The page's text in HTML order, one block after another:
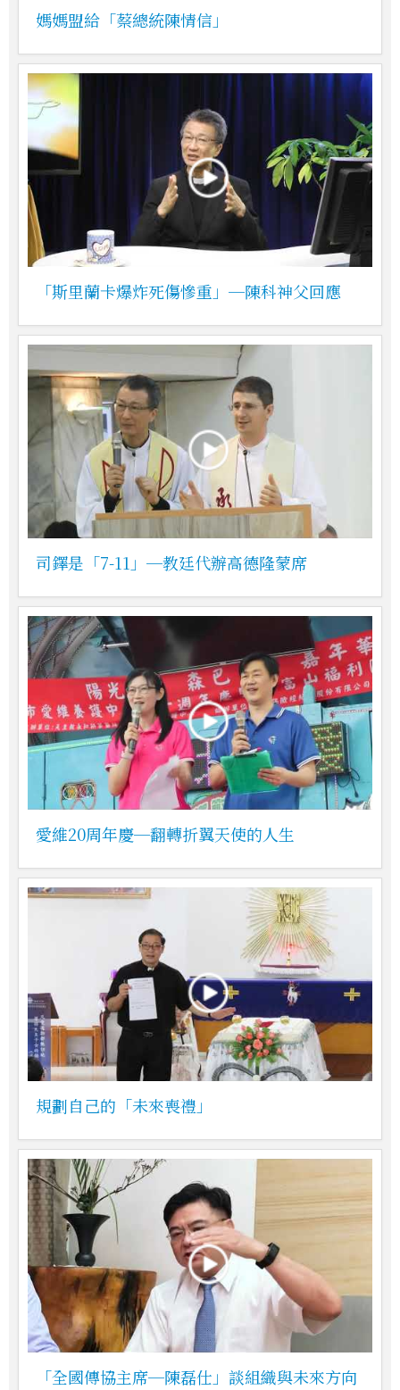
媽媽盟給「蔡總統陳情信」
「斯里蘭卡爆炸死傷慘重」─陳科神父回應
司鐸是「7-11」─教廷代辦高德隆蒙席
愛維20周年慶─翻轉折翼天使的人生
規劃自己的「未來喪禮」
「全國傳協主席─陳磊仕」談組織與未來方向